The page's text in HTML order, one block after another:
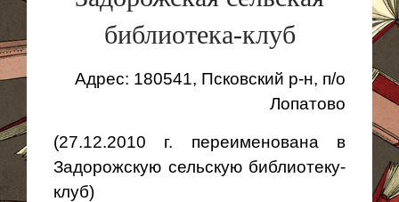
библиотека-клуб
Адрес: 180541, Псковский р-н, п/о
Лопатово
(27.12.2010 г. переименована в
Задорожскую сельскую библиотеку-
клуб)